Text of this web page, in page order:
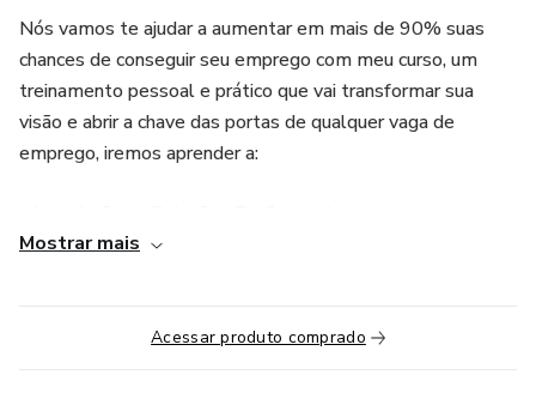
Nós vamos te ajudar a aumentar em mais de 90% suas
chances de conseguir seu emprego com meu curso, um
treinamento pessoal e prático que vai transformar sua
visão e abrir a chave das portas de qualquer vaga de
emprego, iremos aprender a:
• Virada de chave mental
Mostrar mais
Acessar produto comprado